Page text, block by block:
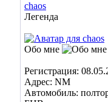
chaos
Легенда
Обо мне
Регистрация:
Адрес: NM
Автомобиль: